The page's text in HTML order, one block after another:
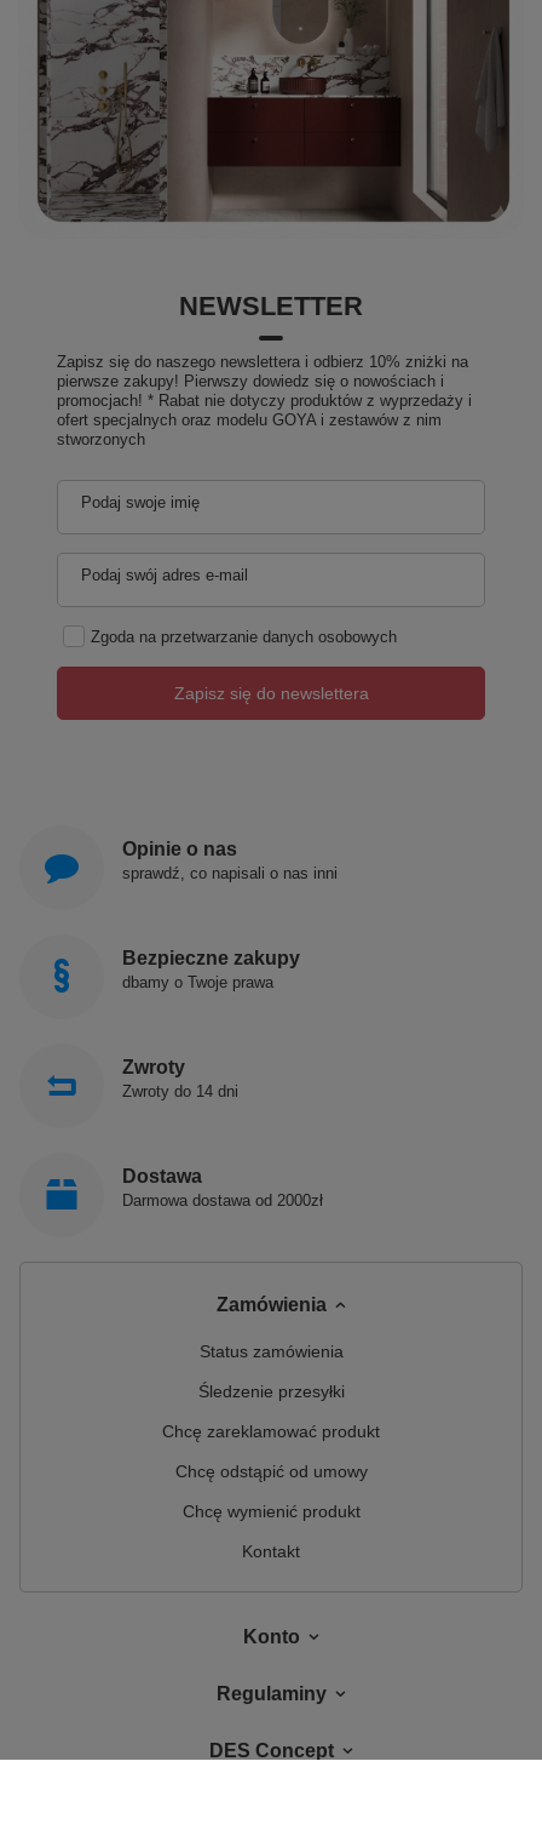
NEWSLETTER
Zapisz się do naszego newslettera i odbierz 10% zniżki na
pierwsze zakupy! Pierwszy dowiedz się o nowościach i
promocjach! * Rabat nie dotyczy produktów z wyprzedaży i
ofert specjalnych oraz modelu GOYA i zestawów z nim
stworzonych
Podaj swoje imię
Podaj swój adres e-mail
Zgoda na przetwarzanie danych osobowych
Zapisz się do newslettera
Opinie o nas
sprawdź, co napisali o nas inni
Bezpieczne zakupy
dbamy o Twoje prawa
Zwroty
Zwroty do 14 dni
Dostawa
Darmowa dostawa od 2000zł
Zamówienia
Status zamówienia
Śledzenie przesyłki
Chcę zareklamować produkt
Chcę odstąpić od umowy
Chcę wymienić produkt
Kontakt
Konto
Regulaminy
DES Concept